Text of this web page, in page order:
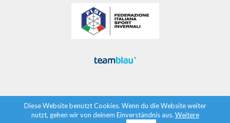
Diese Website benutzt Cookies. Wenn du die Website weiter
nutzt, gehen wir von deinem Einverständnis aus. Weitere